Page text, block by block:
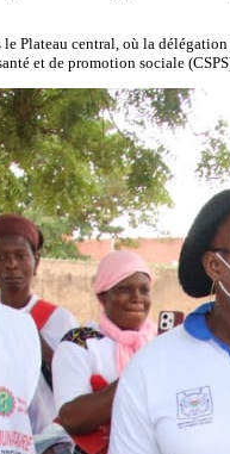
Plateau central, où la
et de promotion sociale